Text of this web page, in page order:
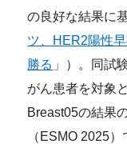
の良好な結果に
ツ、HER2陽性
勝る 」）。同試
がん患者を対象
Breast05の結果
（ESMO 2025